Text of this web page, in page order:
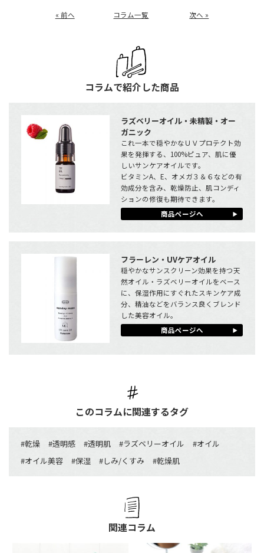
« 前へ コラム一覧 次へ »
コラムで紹介した商品
ラズベリーオイル・未精製・オー
ガニック
これ一本で穏やかなＵＶプロテクト効
果を発揮する、100%ピュア、肌に優
しいサンケアオイルです。
ビタミンA、E、オメガ３＆６などの有
効成分を含み、乾燥防止、肌コンディ
ションの修復も期待できます。
商品ページへ
フラーレン・UVケアオイル
穏やかなサンスクリーン効果を持つ天
然オイル・ラズベリーオイルをベース
に、保湿作用にすぐれたスキンケア成
分、精油などをバランス良くブレンド
した美容オイル。
商品ページへ
このコラムに関連するタグ
#乾燥 #透明感 #透明肌 #ラズベリーオイル #オイル
#オイル美容 #保湿 #しみ/くすみ #乾燥肌
関連コラム